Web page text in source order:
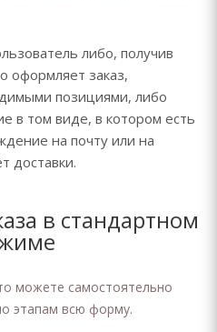
либо, получив
оформляет заказ,
позициями, либо
в том виде, в котором есть
на почту или на
доставки.
в стандартном
можете самостоятельно
этапам всю форму.